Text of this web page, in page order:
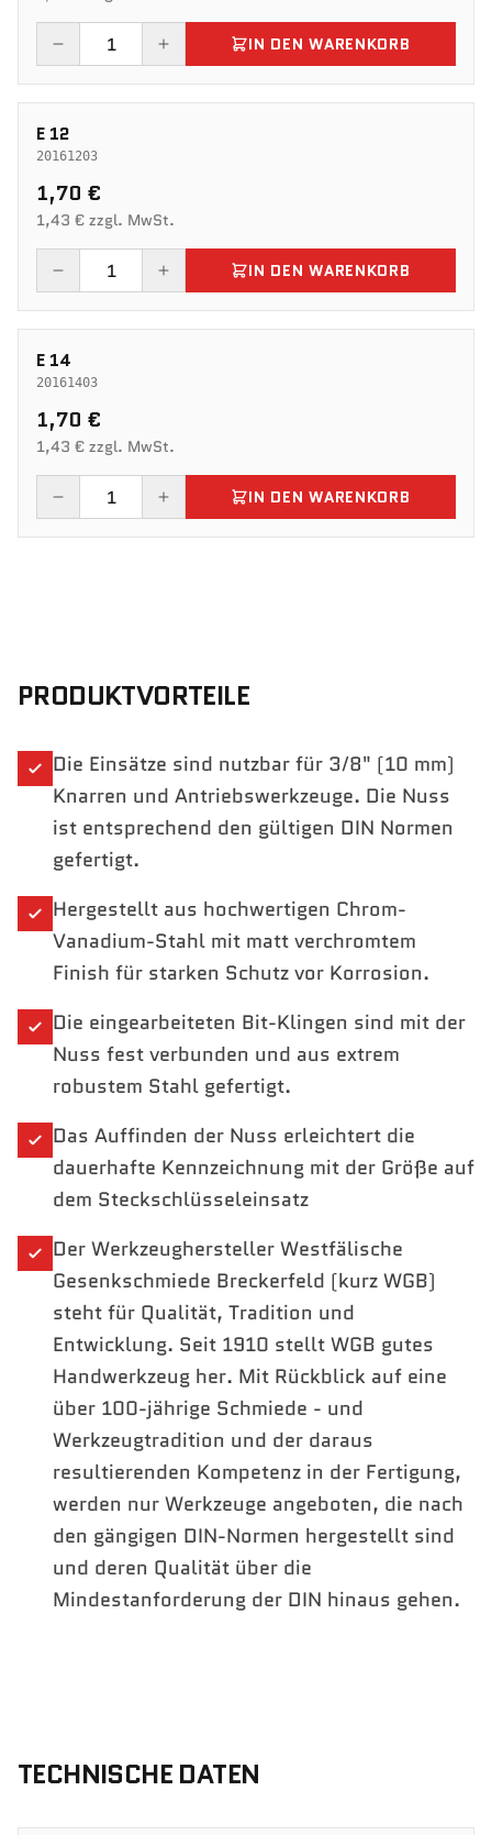
IN DEN WARENKORB
E 12
20161203
1,70 €
1,43 € zzgl. MwSt.
IN DEN WARENKORB
E 14
20161403
1,70 €
1,43 € zzgl. MwSt.
IN DEN WARENKORB
PRODUKTVORTEILE
Die Einsätze sind nutzbar für 3/8" (10 mm)
Knarren und Antriebswerkzeuge. Die Nuss
ist entsprechend den gültigen DIN Normen
gefertigt.
Hergestellt aus hochwertigen Chrom-
Vanadium-Stahl mit matt verchromtem
Finish für starken Schutz vor Korrosion.
Die eingearbeiteten Bit-Klingen sind mit der
Nuss fest verbunden und aus extrem
robustem Stahl gefertigt.
Das Auffinden der Nuss erleichtert die
dauerhafte Kennzeichnung mit der Größe auf
dem Steckschlüsseleinsatz
Der Werkzeughersteller Westfälische
Gesenkschmiede Breckerfeld (kurz WGB)
steht für Qualität, Tradition und
Entwicklung. Seit 1910 stellt WGB gutes
Handwerkzeug her. Mit Rückblick auf eine
über 100-jährige Schmiede - und
Werkzeugtradition und der daraus
resultierenden Kompetenz in der Fertigung,
werden nur Werkzeuge angeboten, die nach
den gängigen DIN-Normen hergestellt sind
und deren Qualität über die
Mindestanforderung der DIN hinaus gehen.
TECHNISCHE DATEN